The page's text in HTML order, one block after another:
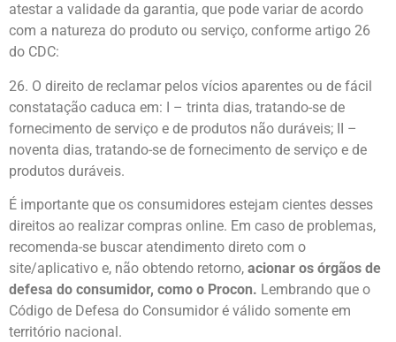
atestar a validade da garantia, que pode variar de acordo
com a natureza do produto ou serviço, conforme artigo 26
do CDC:
26. O direito de reclamar pelos vícios aparentes ou de fácil
constatação caduca em: I – trinta dias, tratando-se de
fornecimento de serviço e de produtos não duráveis; II –
noventa dias, tratando-se de fornecimento de serviço e de
produtos duráveis.
É importante que os consumidores estejam cientes desses
direitos ao realizar compras online. Em caso de problemas,
recomenda-se buscar atendimento direto com o
site/aplicativo e, não obtendo retorno, acionar os órgãos de
defesa do consumidor, como o Procon. Lembrando que o
Código de Defesa do Consumidor é válido somente em
território nacional.